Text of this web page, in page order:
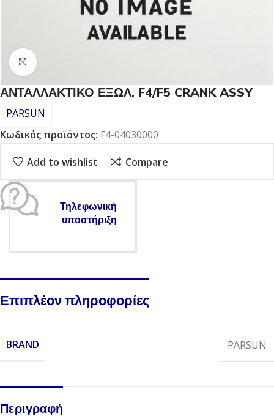
Click to enlarge
ΑΝΤΑΛΛΑΚΤΙΚΟ ΕΞΩΛ. F4/F5 CRANK ASSY
PARSUN
Κωδικός προϊόντος: F4-04030000
Add to wishlist Compare
Τηλεφωνική
υποστήριξη
Επιπλέον πληροφορίες
BRAND PARSUN
Περιγραφή